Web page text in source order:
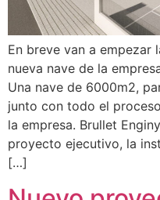
En breve van a empezar
nueva nave de la
Una nave de 6000m2,
junto con todo el
la empresa. Brullet
proyecto ejecutivo, la
[…]